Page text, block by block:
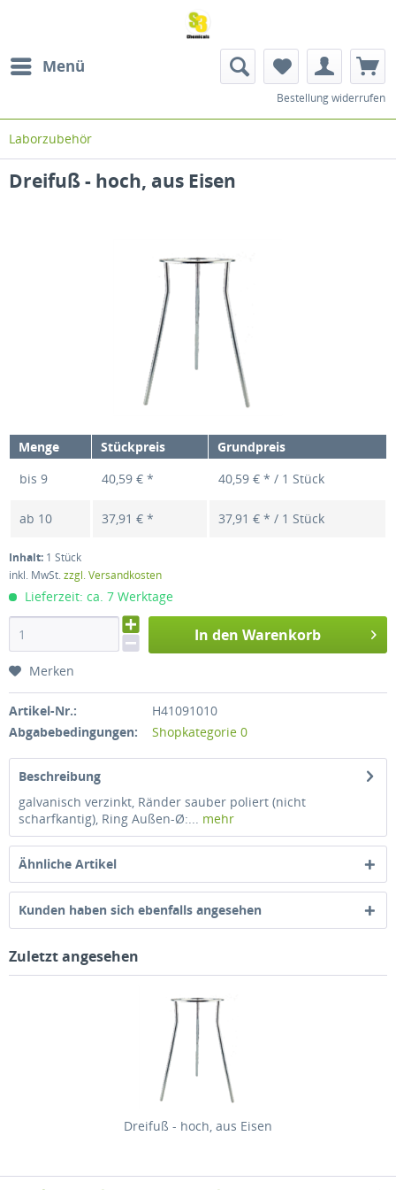
Menü
Bestellung widerrufen
Laborzubehör
Dreifuß - hoch, aus Eisen
Menge Stückpreis
Grundpreis
bis 9 40,59 € * 40,59 € * / 1 Stück
ab 10 37,91 € * 37,91 € * / 1 Stück
Inhalt: 1 Stück
inkl. MwSt.zzgl. Versandkosten
Lieferzeit: ca. 7 Werktage
In den Warenkorb
Merken
Artikel-Nr.:
H41091010
Abgabebedingungen:
Shopkategorie 0
Beschreibung
galvanisch verzinkt, Ränder sauber poliert (nicht
scharfkantig), Ring Außen-Ø:... mehr
Ähnliche Artikel
Kunden haben sich ebenfalls angesehen
Zuletzt angesehen
Dreifuß - hoch, aus Eisen